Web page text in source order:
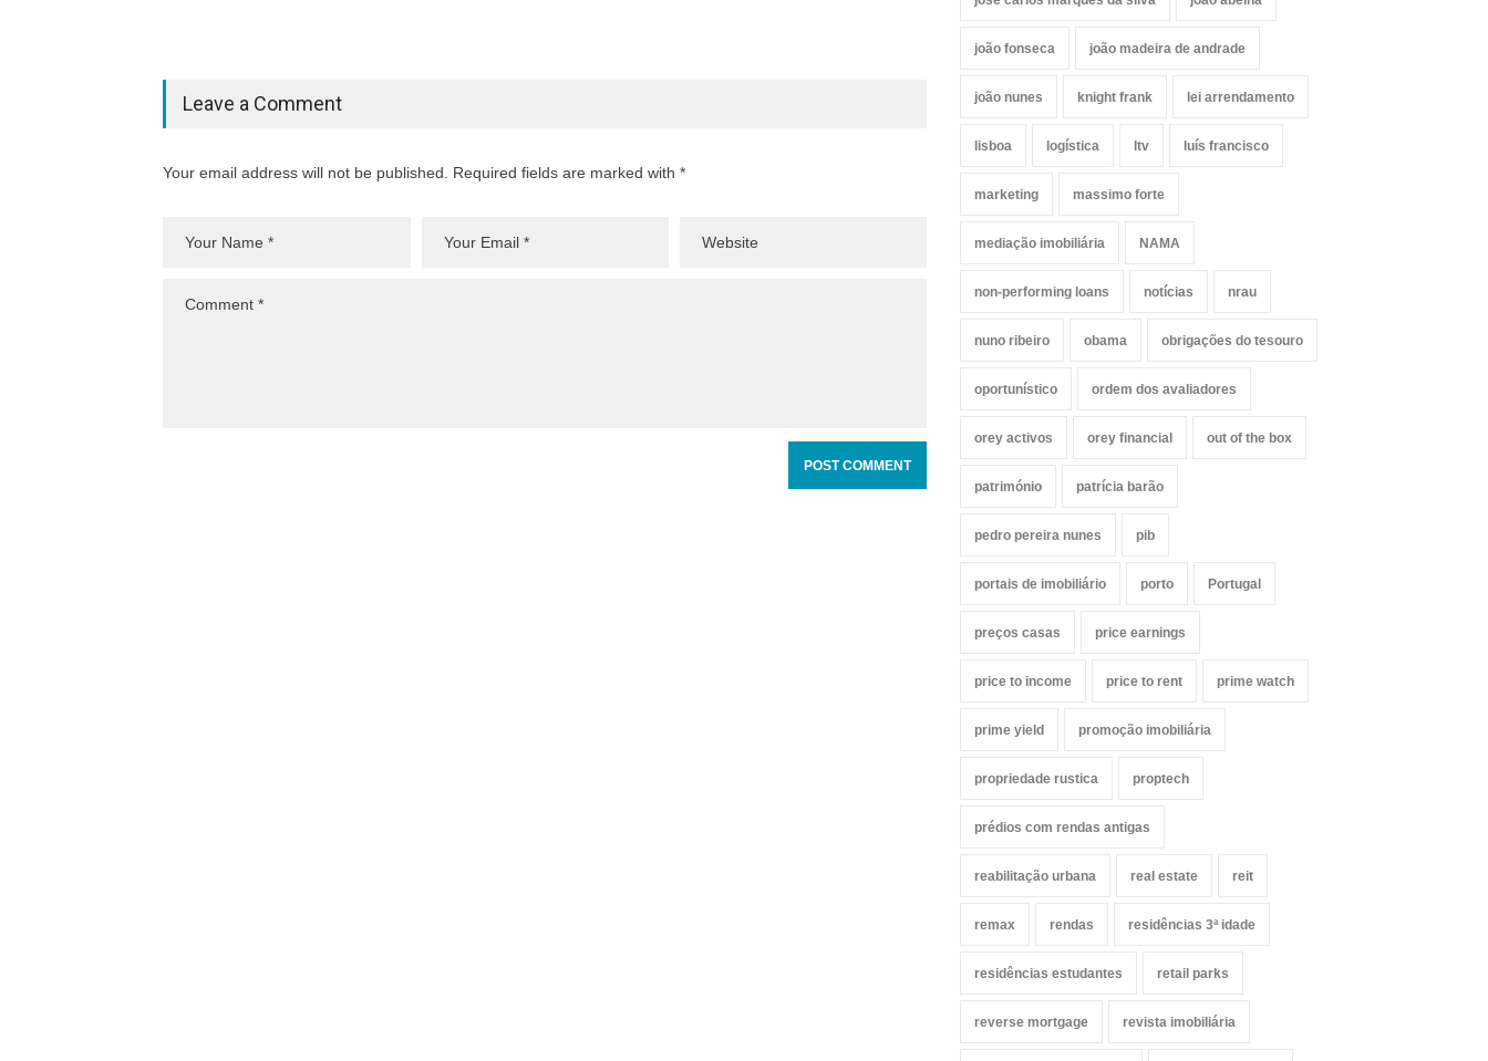
Leave a Comment
Your email address will not be published. Required fields are marked with *
joão fonseca joão madeira de andrade
joão nunes knight frank lei arrendamento
lisboa logística ltv luís francisco
marketing massimo forte
mediação imobiliária NAMA
non-performing loans notícias nrau
nuno ribeiro obama obrigações do tesouro
oportunístico ordem dos avaliadores
orey activos orey financial out of the box
património patrícia barão
pedro pereira nunes pib
portais de imobiliário porto Portugal
preços casas price earnings
price to income price to rent prime watch
prime yield promoção imobiliária
propriedade rustica proptech
prédios com rendas antigas
reabilitação urbana real estate reit
remax rendas residências 3ª idade
residências estudantes retail parks
reverse mortgage revista imobiliária